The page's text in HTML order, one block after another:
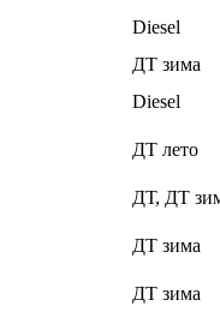
Diesel
ДТ зима
Diesel
ДТ лето
ДТ, ДТ
ДТ зима
ДТ зима